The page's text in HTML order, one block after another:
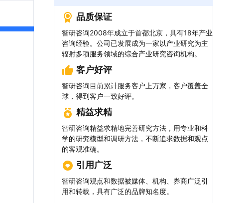
品质保证
智研咨询2008年成立于首都北京，具有18年产业
咨询经验。公司已发展成为一家以产业研究为主
辐射多项服务领域的综合产业研究咨询机构。
客户好评
智研咨询目前累计服务客户上万家，客户覆盖全
球，得到客户一致好评。
精益求精
智研咨询精益求精地完善研究方法，用专业和科
学的研究模型和调研方法，不断追求数据和观点
的客观准确。
引用广泛
智研咨询观点和数据被媒体、机构、券商广泛引
用和转载，具有广泛的品牌知名度。